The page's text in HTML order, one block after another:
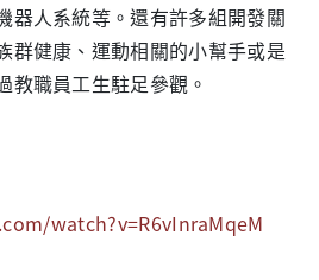
器人系統等。還有許多組開發關
群健康、運動相關的小幫手或是
教職員工生駐足參觀。
watch?v=R6vInraMqeM